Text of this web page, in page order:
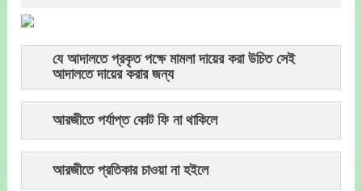
যে আদালতে প্রকৃত পক্ষে মামলা দায়ের করা উচিত সেই
আদালতে দায়ের করার জন্য
আরজীতে পর্যাপ্ত কোট ফি না থাকিলে
আরজীতে প্রতিকার চাওয়া না হইলে